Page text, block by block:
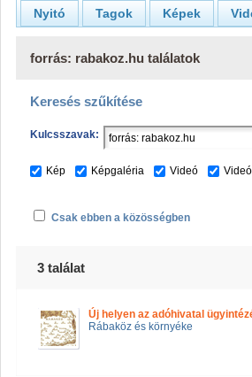
Nyitó Tagok Képek
forrás: rabakoz.hu találatok
Keresés szűkítése
Kulcsszavak:
Kép Képgaléria Videó
Csak ebben a közösségben
3 találat
Új helyen az adóhivatal
Rábaköz és környéke